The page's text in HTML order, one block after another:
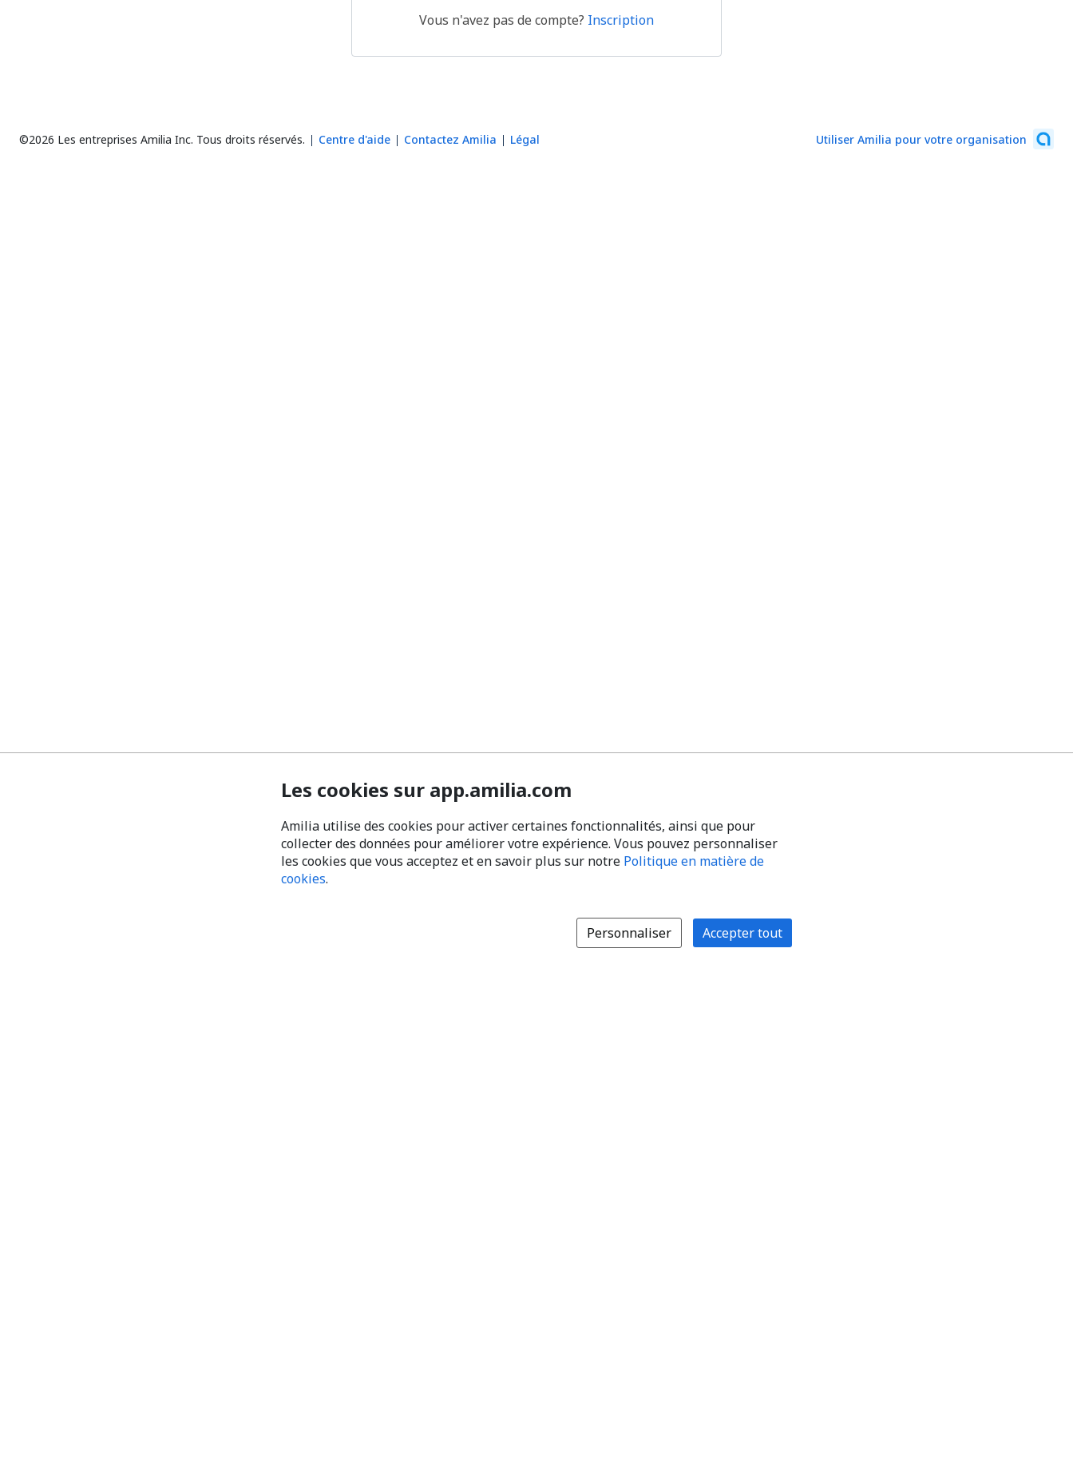
Vous n'avez pas de compte? Inscription
©2026 Les entreprises Amilia Inc. Tous droits réservés. Centre d'aide Contactez Amilia Légal Utiliser Amilia pour votre organisation
Les cookies sur app.amilia.com
Amilia utilise des cookies pour activer certaines fonctionnalités, ainsi que pour
collecter des données pour améliorer votre expérience. Vous pouvez personnaliser
les cookies que vous acceptez et en savoir plus sur notre Politique en matière de
cookies.
Personnaliser Accepter tout